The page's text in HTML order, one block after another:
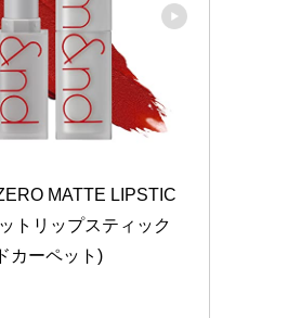
MATTE LIPSTIC
トリップスティック
カーペット)